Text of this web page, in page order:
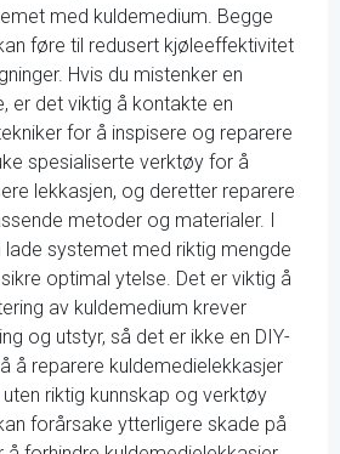
med kuldemedium. Begge
føre til redusert kjøleeffektivitet
Hvis du mistenker en
er det viktig å kontakte en
for å inspisere og reparere
spesialiserte verktøy for å
lekkasjen, og deretter reparere
metoder og materialer. I
lade systemet med riktig mengde
optimal ytelse. Det er viktig å
av kuldemedium krever
og utstyr, så det er ikke en DIY-
å reparere kuldemedielekkasjer
riktig kunnskap og verktøy
forårsake ytterligere skade på